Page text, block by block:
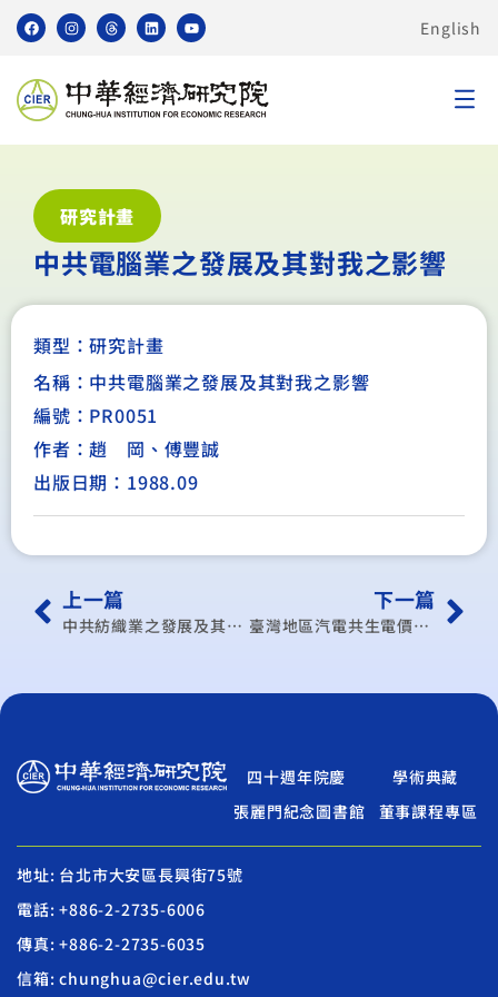
English
研究計畫
中共電腦業之發展及其對我之影響
類型：研究計畫
名稱：中共電腦業之發展及其對我之影響
編號：PR0051
作者：趙 岡、傅豐誠
出版日期：1988.09
上一篇
中共紡織業之發展及其對我國紡織品對外貿易之影響
下一篇
臺灣地區汽電共生電價之研究
四十週年院慶
學術典藏
張麗門紀念圖書館
董事課程專區
地址: 台北市大安區長興街75號
電話: +886-2-2735-6006
傳真: +886-2-2735-6035
信箱: chunghua@cier.edu.tw